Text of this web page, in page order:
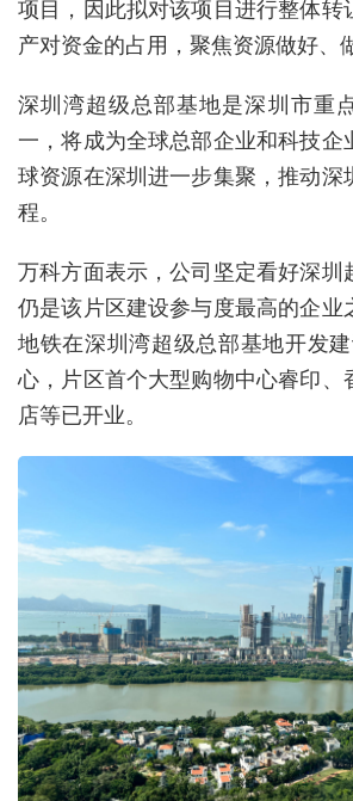
项目，因此拟对该项目进行整体转
产对资金的占用，聚焦资源做好、
深圳湾超级总部基地是深圳市重
一，将成为全球总部企业和科技企
球资源在深圳进一步集聚，推动深
程。
万科方面表示，公司坚定看好深圳
仍是该片区建设参与度最高的企业
地铁在深圳湾超级总部基地开发
心，片区首个大型购物中心睿印、
店等已开业。